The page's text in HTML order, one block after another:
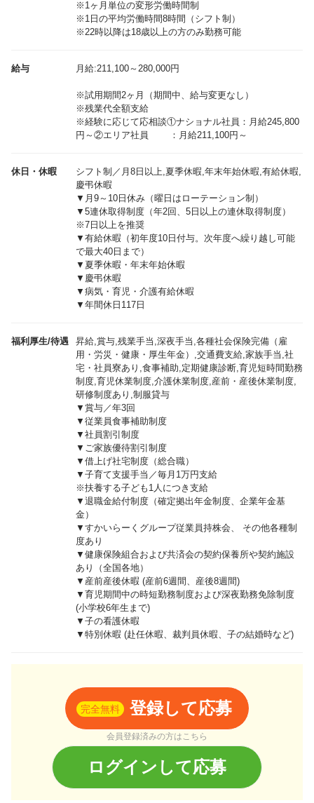
※1ヶ月単位の変形労働時間制
※1日の平均労働時間8時間（シフト制）
※22時以降は18歳以上の方のみ勤務可能
給与 月給:211,100～280,000円
※試用期間2ヶ月（期間中、給与変更なし）
※残業代全額支給
※経験に応じて応相談①ナショナル社員：月給245,800
休日・休暇
シフト制／月8日以上,夏季休暇,年末年始休暇,有給休暇,
慶弔休暇
▼月9～10日休み（曜日はローテーション制）
▼5連休取得制度（年2回、5日以上の連休取得制度）
※7日以上を推奨
▼有給休暇（初年度10日付与。次年度へ繰り越し可能
で最大40日まで）
▼夏季休暇・年末年始休暇
▼慶弔休暇
▼病気・育児・介護有給休暇
▼年間休日117日
福利厚生/待遇
昇給,賞与,残業手当,深夜手当,各種社会保険完備（雇
用・労災・健康・厚生年金）,交通費支給,家族手当,社
宅・社員寮あり,食事補助,定期健康診断,育児短時間勤務
制度,育児休業制度,介護休業制度,産前・産後休業制度,
研修制度あり,制服貸与
▼賞与／年3回
▼従業員食事補助制度
▼社員割引制度
▼ご家族優待割引制度
▼借上げ社宅制度（総合職）
▼子育て支援手当／毎月1万円支給
※扶養する子ども1人につき支給
▼退職金給付制度（確定拠出年金制度、企業年金基
金）
▼すかいらーくグループ従業員持株会、 その他各種制
度あり
▼健康保険組合および共済会の契約保養所や契約施設
あり（全国各地）
▼産前産後休暇 (産前6週間、産後8週間)
▼育児期間中の時短勤務制度および深夜勤務免除制度
(小学校6年生まで)
▼子の看護休暇
▼特別休暇 (赴任休暇、裁判員休暇、子の結婚時など)
完全無料 登録して応募
会員登録済みの方はこちら
ログインして応募